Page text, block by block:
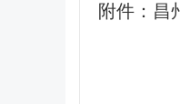
附件： 昌